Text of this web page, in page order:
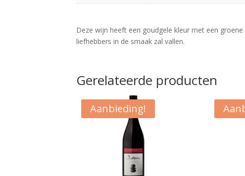
Deze wijn heeft een goudgele kleur met een
liefhebbers in de smaak zal vallen.
Gerelateerde producten
Aanbieding!